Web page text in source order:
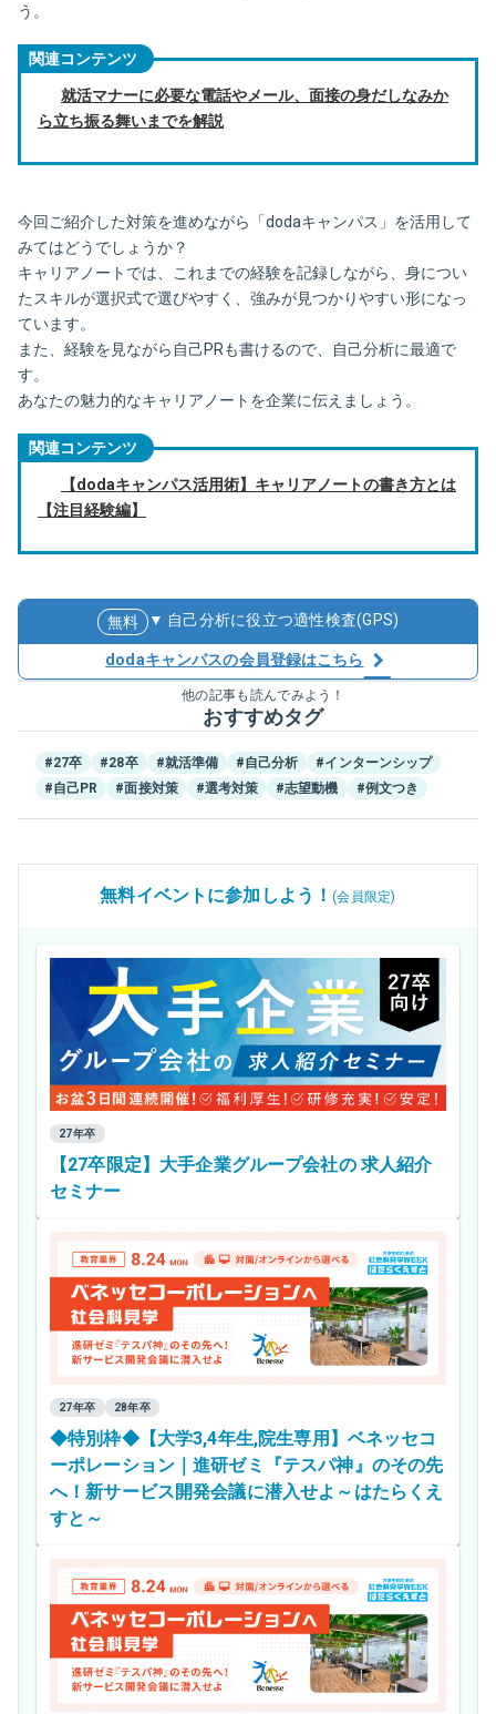
う。
関連コンテンツ
就活マナーに必要な電話やメール、面接の身だしなみか
ら立ち振る舞いまでを解説
今回ご紹介した対策を進めながら「dodaキャンパス」を活用して
みてはどうでしょうか？
キャリアノートでは、これまでの経験を記録しながら、身につい
たスキルが選択式で選びやすく、強みが見つかりやすい形になっ
ています。
また、経験を見ながら自己PRも書けるので、自己分析に最適で
す。
あなたの魅力的なキャリアノートを企業に伝えましょう。
関連コンテンツ
【dodaキャンパス活用術】キャリアノートの書き方とは
【注目経験編】
無料 ▼ 自己分析に役立つ適性検査(GPS)
dodaキャンパスの会員登録はこちら
他の記事も読んでみよう！
おすすめタグ
#27卒 #28卒 #就活準備 #自己分析
#インターンシップ
#自己PR
#面接対策 #選考対策 #志望動機 #例文つき
無料イベントに参加しよう！(会員限定)
27年卒
【27卒限定】大手企業グループ会社の 求人紹介
セミナー
27年卒 28年卒
◆特別枠◆【大学3,4年生,院生専用】ベネッセコ
ーポレーション｜進研ゼミ『テスパ神』のその先
へ！新サービス開発会議に潜入せよ～はたらくえ
すと～